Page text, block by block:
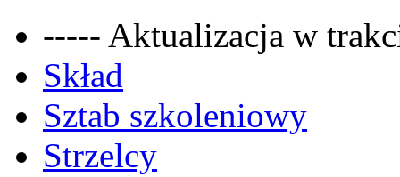
----- Aktualizacja w
Skład
Sztab szkoleniowy
Strzelcy